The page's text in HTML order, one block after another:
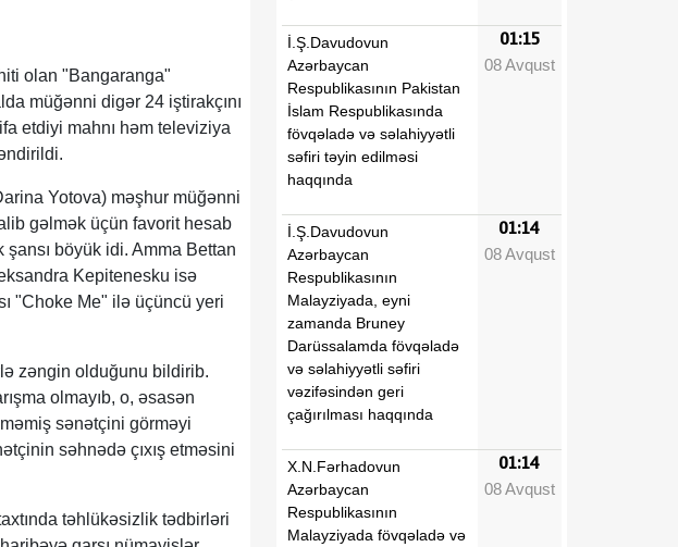
olan "Bangaranga"
müğənni digər 24 iştirakçını
etdiyi mahnı həm televiziya
Yotova) məşhur müğənni
gəlmək üçün favorit hesab
böyük idi. Amma Bettan
Kepitenesku isə
"Choke Me" ilə üçüncü yeri
zəngin olduğunu bildirib.
olmayıb, o, əsasən
sənətçini görməyi
səhnədə çıxış etməsini
təhlükəsizlik tədbirləri
İ.Ş.Davudovun
Azərbaycan
Respublikasının Pakistan
İslam Respublikasında
fövqəladə və səlahiyyətli
səfiri təyin edilməsi
haqqında
01:15
08 Avqust
İ.Ş.Davudovun
Azərbaycan
Respublikasının
Malayziyada, eyni
zamanda Bruney
Darüssalamda fövqəladə
və səlahiyyətli səfiri
vəzifəsindən geri
çağırılması haqqında
01:14
08 Avqust
X.N.Fərhadovun
Azərbaycan
Respublikasının
Malayziyada fövqəladə və
01:14
08 Avqust